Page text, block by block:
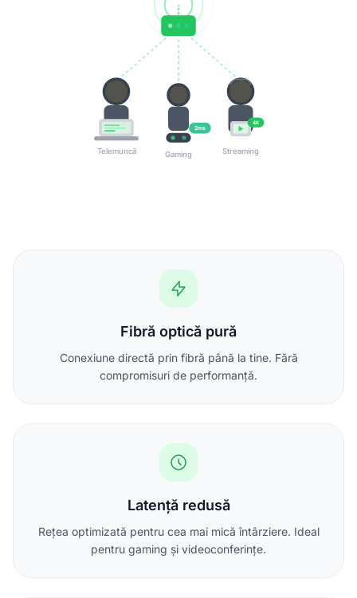
Telemuncă
2ms
Gaming
4K
Streaming
Fibră optică pură
Conexiune directă prin fibră până la tine. Fără
compromisuri de performanță.
Latență redusă
Rețea optimizată pentru cea mai mică întârziere. Ideal
pentru gaming și videoconferințe.